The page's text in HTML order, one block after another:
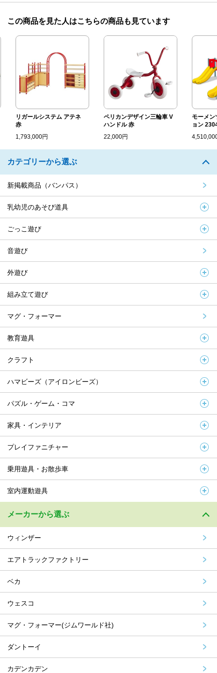
この商品を見た人はこちらの商品も見ています
リガールシステム アテネ
1,793,000円
ペリカンデザイン三輪車 V
ハンドル 赤
22,000円
モーメンツ
ョン 2304...
4,510,000円
カテゴリーから選ぶ
新掲載商品（バンパス）
乳幼児のあそび道具
ごっこ遊び
音遊び
外遊び
組み立て遊び
マグ・フォーマー
教育遊具
クラフト
ハマビーズ（アイロンビーズ）
パズル・ゲーム・コマ
家具・インテリア
プレイファニチャー
乗用遊具・お散歩車
室内運動遊具
メーカーから選ぶ
ウィンザー
エアトラックファクトリー
ベカ
ウェスコ
マグ・フォーマー(ジムワールド社)
ダントーイ
カデンカデン